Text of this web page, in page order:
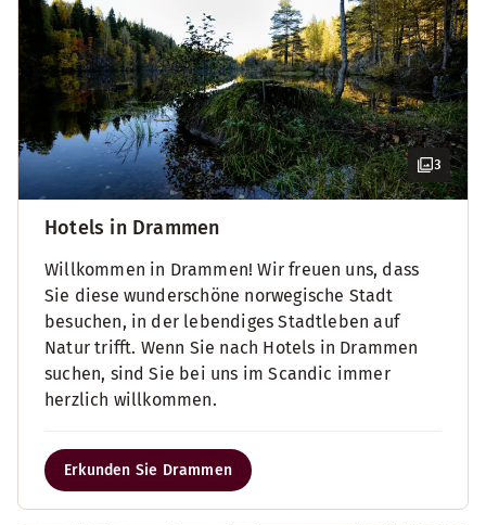
3
Hotels in Drammen
Willkommen in Drammen! Wir freuen uns, dass
Sie diese wunderschöne norwegische Stadt
besuchen, in der lebendiges Stadtleben auf
Natur trifft. Wenn Sie nach Hotels in Drammen
suchen, sind Sie bei uns im Scandic immer
herzlich willkommen.
Erkunden Sie Drammen